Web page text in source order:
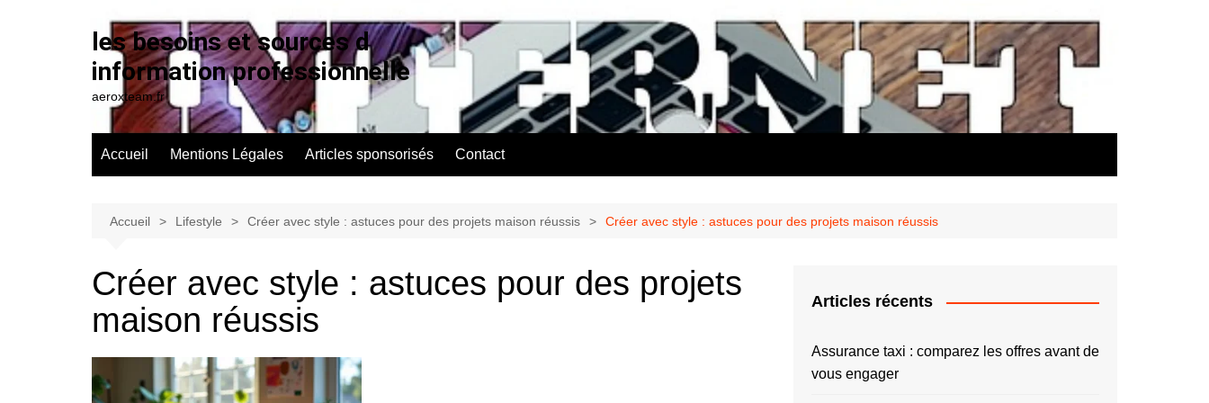
les besoins et sources d
information professionnelle
aeroxteam.fr
Accueil Mentions Légales Articles sponsorisés Contact
Accueil Lifestyle Créer avec style : astuces pour des projets maison réussis Créer avec style : astuces pour des projets maison réussis
Créer avec style : astuces pour des projets
maison réussis
Articles récents
Assurance taxi : comparez les offres avant de
vous engager